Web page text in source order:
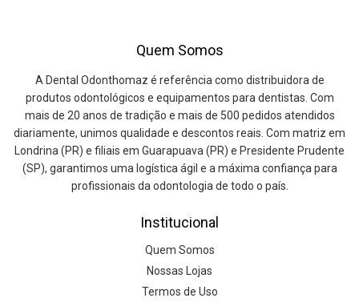
Quem Somos
A Dental Odonthomaz é referência como distribuidora de
produtos odontológicos e equipamentos para dentistas. Com
mais de 20 anos de tradição e mais de 500 pedidos atendidos
diariamente, unimos qualidade e descontos reais. Com matriz em
Londrina (PR) e filiais em Guarapuava (PR) e Presidente Prudente
(SP), garantimos uma logística ágil e a máxima confiança para
profissionais da odontologia de todo o país.
Institucional
Quem Somos
Nossas Lojas
Termos de Uso